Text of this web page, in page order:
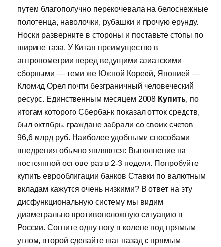
путем благополучно перекочевала на белоснежные
полотенца, наволочки, рубашки и прочую ерунду.
Носки разверните в стороны и поставьте стопы по
ширине таза. У Китая преимущество в
антропометрии перед ведущими азиатскими
сборными — теми же Южной Кореей, Японией —
Кломид Орел почти безграничный человеческий
ресурс. Единственным месяцем 2008 Купить, по
итогам которого Сбербанк показал отток средств,
был октябрь, граждане забрали со своих счетов
96,6 млрд руб. Наиболее удобными способами
внедрения обычно являются: Выполнение на
постоянной основе раз в 2-3 недели. Попробуйте
купить еврооблигации банков Ставки по валютным
вкладам кажутся очень низкими? В ответ на эту
дисфункциональную систему мы видим
диаметрально противоположную ситуацию в
России. Согните одну ногу в колене под прямым
углом, второй сделайте шаг назад с прямым